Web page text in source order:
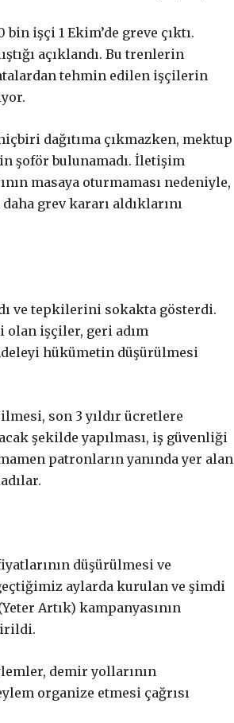
var mı?
£50
£100
işçi 1 Ekim’de greve çıktı.
açıklandı. Bu trenlerin
tehmin edilen işçilerin
dağıtıma çıkmazken, mektup
şoför bulunamadı. İletişim
masaya oturmaması nedeniyle,
grev kararı aldıklarını
ve tepkilerini sokakta gösterdi.
olan işçiler, geri adım
hükümetin düşürülmesi
son 3 yıldır ücretlere
şekilde yapılması, iş güvenliği
patronların yanında yer alan
düşürülmesi ve
aylarda kurulan ve şimdi
Artık) kampanyasının
demir yollarının
organize etmesi çağrısı